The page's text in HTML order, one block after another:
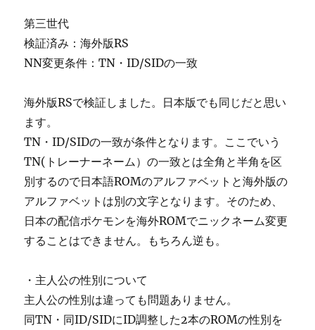
第三世代
検証済み：海外版RS
NN変更条件：TN・ID/SIDの一致
海外版RSで検証しました。日本版でも同じだと思い
ます。
TN・ID/SIDの一致が条件となります。ここでいう
TN(トレーナーネーム）の一致とは全角と半角を区
別するので日本語ROMのアルファベットと海外版の
アルファベットは別の文字となります。そのため、
日本の配信ポケモンを海外ROMでニックネーム変更
することはできません。もちろん逆も。
・主人公の性別について
主人公の性別は違っても問題ありません。
同TN・同ID/SIDにID調整した2本のROMの性別を